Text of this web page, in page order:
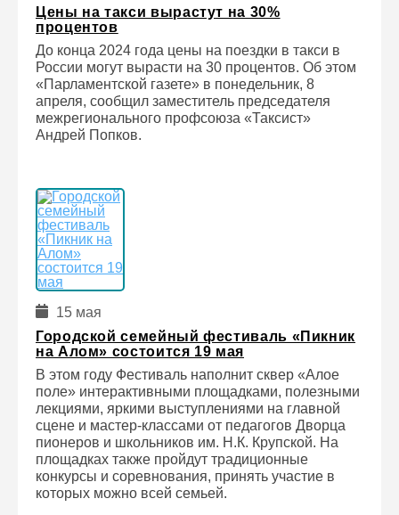
Цены на такси вырастут на 30%
процентов
До конца 2024 года цены на поездки в такси в
России могут вырасти на 30 процентов. Об этом
«Парламентской газете» в понедельник, 8
апреля, сообщил заместитель председателя
межрегионального профсоюза «Таксист»
Андрей Попков.
15 мая
Городской семейный фестиваль «Пикник
на Алом» состоится 19 мая
В этом году Фестиваль наполнит сквер «Алое
поле» интерактивными площадками, полезными
лекциями, яркими выступлениями на главной
сцене и мастер-классами от педагогов Дворца
пионеров и школьников им. Н.К. Крупской. На
площадках также пройдут традиционные
конкурсы и соревнования, принять участие в
которых можно всей семьей.